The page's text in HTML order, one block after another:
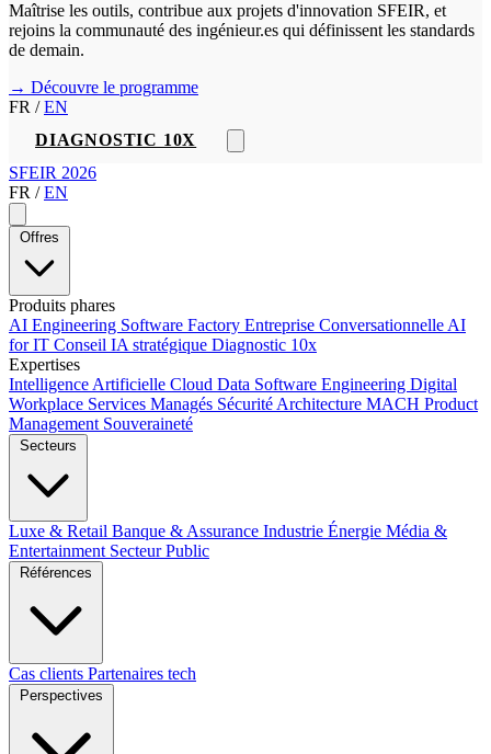
Maîtrise les outils, contribue aux projets d'innovation SFEIR, et
rejoins la communauté des ingénieur.es qui définissent les standards
de demain.
→ Découvre le programme
FR / EN
DIAGNOSTIC 10X
SFEIR 2026
FR / EN
Offres
Produits phares
AI Engineering Software Factory Entreprise Conversationnelle AI
for IT Conseil IA stratégique Diagnostic 10x
Expertises
Intelligence Artificielle Cloud Data Software Engineering Digital
Workplace Services Managés Sécurité Architecture MACH Product
Management Souveraineté
Secteurs
Luxe & Retail Banque & Assurance Industrie Énergie Média &
Entertainment Secteur Public
Références
Cas clients Partenaires tech
Perspectives